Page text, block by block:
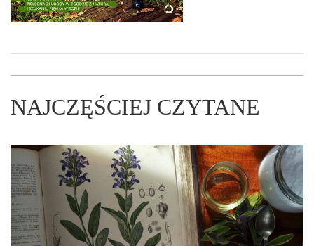
NAJCZĘŚCIEJ CZYTANE